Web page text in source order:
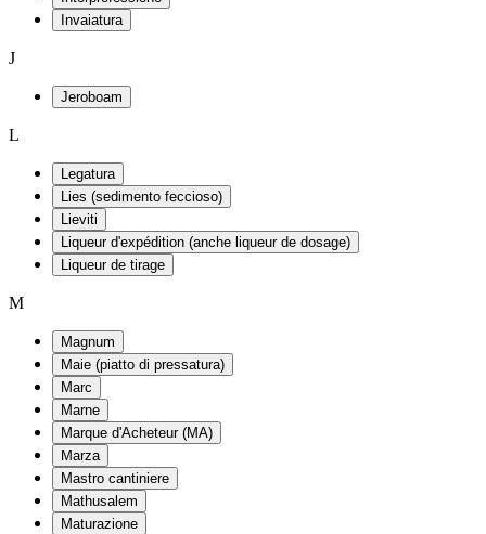
Invaiatura
J
Jeroboam
L
Legatura
Lies (sedimento feccioso)
Lieviti
Liqueur d'expédition (anche liqueur de dosage)
Liqueur de tirage
M
Magnum
Maie (piatto di pressatura)
Marc
Marne
Marque d'Acheteur (MA)
Marza
Mastro cantiniere
Mathusalem
Maturazione